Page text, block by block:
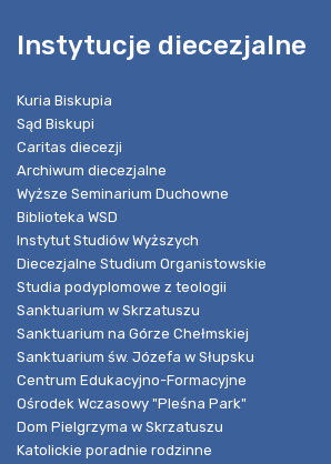
Instytucje diecezjalne
Kuria Biskupia
Sąd Biskupi
Caritas diecezji
Archiwum diecezjalne
Wyższe Seminarium Duchowne
Biblioteka WSD
Instytut Studiów Wyższych
Diecezjalne Studium Organistowskie
Studia podyplomowe z teologii
Sanktuarium w Skrzatuszu
Sanktuarium na Górze Chełmskiej
Sanktuarium św. Józefa w Słupsku
Centrum Edukacyjno-Formacyjne
Ośrodek Wczasowy "Pleśna Park"
Dom Pielgrzyma w Skrzatuszu
Katolickie poradnie rodzinne